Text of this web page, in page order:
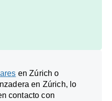
en Zúrich o
en Zúrich, lo
contacto con